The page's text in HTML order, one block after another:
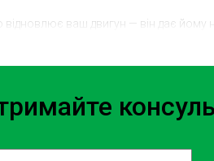
відновлює ваш двигун — він дає
останнього гвинтика.
деталі замінюються на